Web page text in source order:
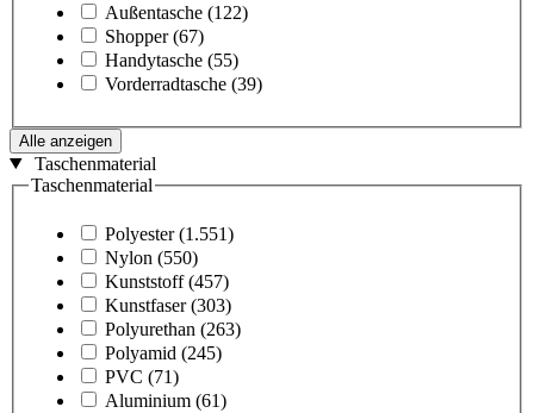
Außentasche (122)
Shopper (67)
Handytasche (55)
Vorderradtasche (39)
Alle anzeigen
Taschenmaterial
Taschenmaterial
Polyester (1.551)
Nylon (550)
Kunststoff (457)
Kunstfaser (303)
Polyurethan (263)
Polyamid (245)
PVC (71)
Aluminium (61)